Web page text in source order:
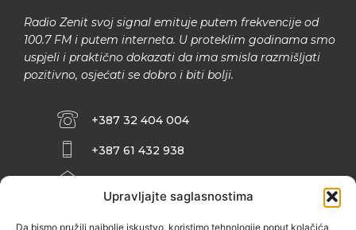
Upravljajte saglasnostima
Da bismo pružili najbolje iskustvo, koristimo tehnologije poput kolačića
Radio Zenit svoj signal emituje putem frekvencije od
100.7 FM i putem interneta. U proteklim godinama smo
uspjeli i praktično dokazati da ima smisla razmišljati
pozitivno, osjećati se dobro i biti bolji.
+387 32 404 004
+387 61 432 938
INFO@ZENIT.BA
ZENIČANKA, 3. SPRAT), 72000 ZENICA